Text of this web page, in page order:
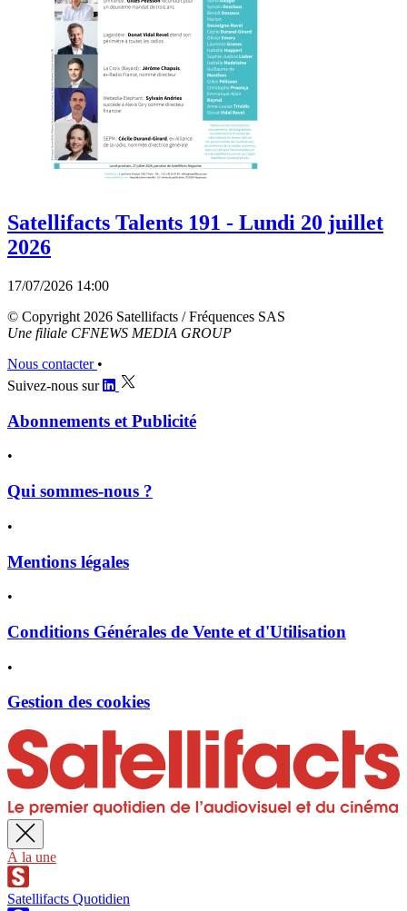
Satellifacts Talents 191 - Lundi 20 juillet
2026
17/07/2026 14:00
© Copyright 2026 Satellifacts / Fréquences SAS
Une filiale CFNEWS MEDIA GROUP
Nous contacter •
Suivez-nous sur
Abonnements et Publicité
•
Qui sommes-nous ?
•
Mentions légales
•
Conditions Générales de Vente et d'Utilisation
•
Gestion des cookies
À la une
Satellifacts Quotidien